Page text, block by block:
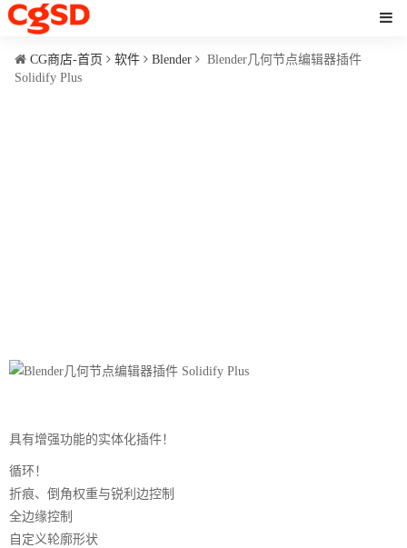
CG商店-首页 软件 Blender
Blender几何节点编辑器插件
Solidify Plus
具有增强功能的实体化插件！
循环！
折痕、倒角权重与锐利边控制
全边缘控制
自定义轮廓形状